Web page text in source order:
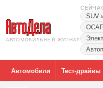
АВТОМОБИЛЬНЫЙ ЖУРНАЛ
SUV
Автомобили Тест-драйвы